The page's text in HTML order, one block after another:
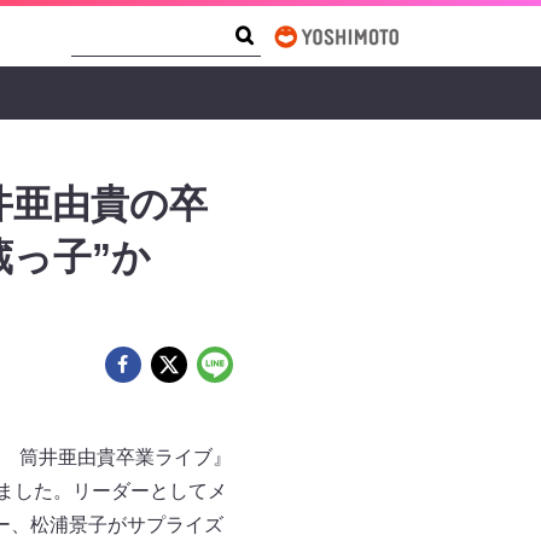
由貴の卒
っ子”か
井亜由貴卒業ライブ』
した。リーダーとしてメ
、松浦景子がサプライズ